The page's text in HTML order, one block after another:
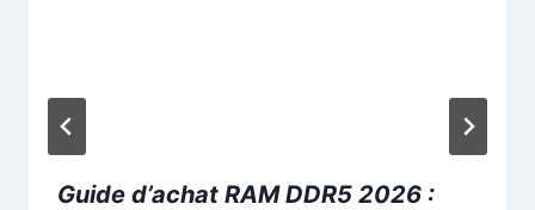
Guide d’achat RAM DDR5 2026 :